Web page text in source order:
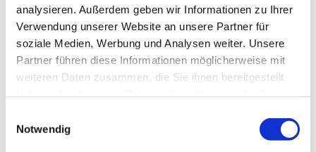
analysieren. Außerdem geben wir Informationen zu Ihrer
Verwendung unserer Website an unsere Partner für
soziale Medien, Werbung und Analysen weiter. Unsere
Partner führen diese Informationen möglicherweise mit
weiteren Daten zusammen, die Sie ihnen bereitgestellt
Notwendig